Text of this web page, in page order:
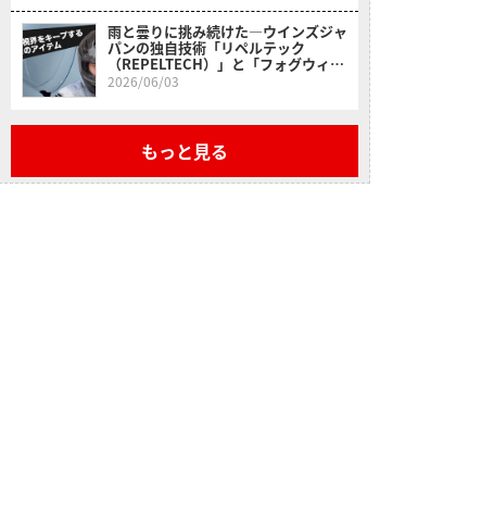
雨と曇りに挑み続けた―ウインズジャ
パンの独自技術「リペルテック
（REPELTECH）」と「フォグウィン
（FOGWIN）」の実力。
2026/06/03
もっと見る